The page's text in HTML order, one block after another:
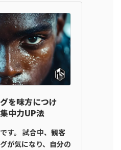
を味方につけ
中力UP法
す。 試合中、観客
が気になり、自分の